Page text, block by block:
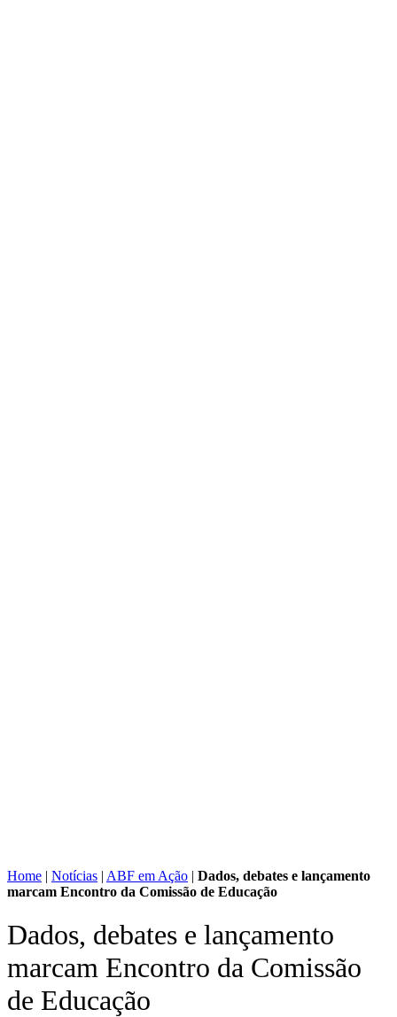
Home | Notícias | ABF em Ação | Dados, debates e lançamento
marcam Encontro da Comissão de Educação
Dados, debates e lançamento
marcam Encontro da Comissão
de Educação